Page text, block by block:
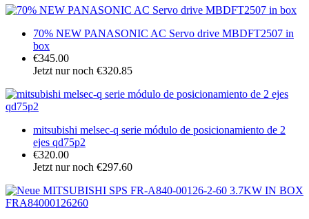
70% NEW PANASONIC AC Servo drive MBDFT2507 in
box
€345.00
Jetzt nur noch €320.85
mitsubishi melsec-q serie módulo de posicionamiento de 2
ejes qd75p2
€320.00
Jetzt nur noch €297.60